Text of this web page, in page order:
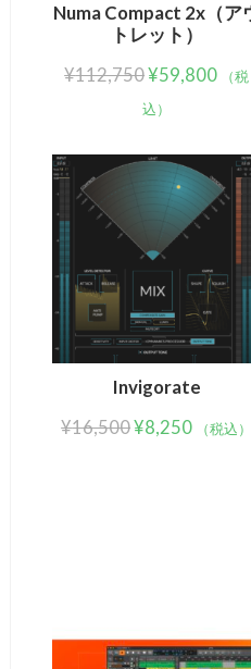
Numa Compact 2x（ア
トレット）
¥112,750¥59,800
（税
込）
Invigorate
¥16,500¥8,250 （税込）